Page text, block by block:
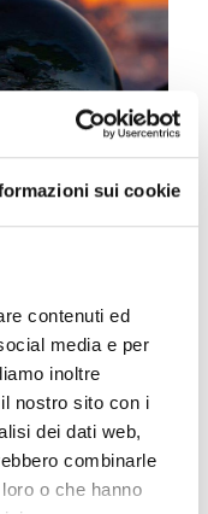
sui cookie
contenuti ed
media e per
inoltre
nostro sito con i
dei dati web,
combinarle
o che hanno
da fuori
Un scambio
alla fonte ciò
essere poco